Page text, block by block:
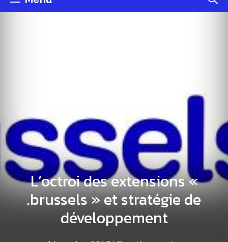
L’octroi des extensions «
.brussels » et stratégie de
développement